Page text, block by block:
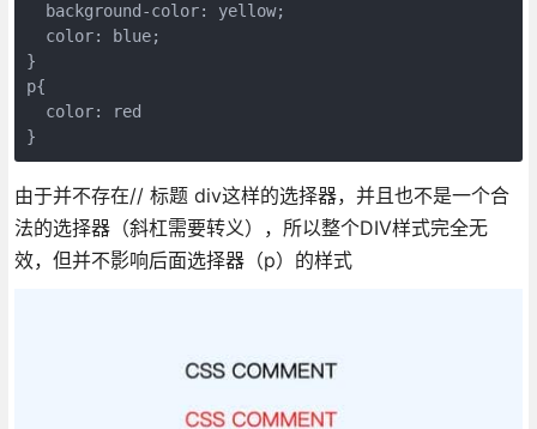
  background-color: yellow;
  color: blue;
}
p{
  color: red
}
由于并不存在// 标题 div这样的选择器，并且也不是一个合
法的选择器（斜杠需要转义），所以整个DIV样式完全无
效，但并不影响后面选择器（p）的样式